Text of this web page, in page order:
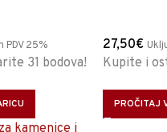
PDV 25%
31 bodova!
27,50€
Kupite i
PROČITAJ